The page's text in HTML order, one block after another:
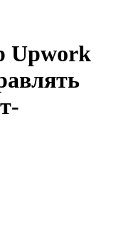
Upwork